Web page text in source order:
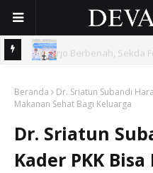
42.210 Pekerja Rentan
Beranda
Dr. Sriatun Subandi
Makanan Sehat Bagi Keluarga
Dr. Sriatun
Kader PKK